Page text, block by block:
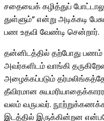
சதையைக் கழித்துப்
துள்ளும்” என்று அடிக்கடி
பண உதவி வேண்டி சென்றார்.
தன்னிடத்தில் தற்போது
அவர்களிடம் வாங்கி
அழைக்கப்படும்
தீவிரமான
வலம் வருபவர்.
இடத்தில் இருக்கின்றன